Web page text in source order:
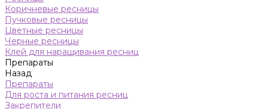
Коричневые ресницы
Пучковые ресницы
Цветные ресницы
Черные ресницы
Клей для наращивания ресниц
Препараты
Назад
Препараты
Для роста и питания ресниц
Закрепители